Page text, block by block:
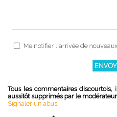
Me notifier l'arrivée de
Tous les commentaires
aussitôt supprimés par le
Signaler un abus